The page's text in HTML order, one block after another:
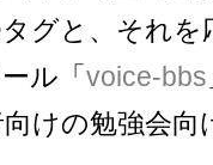
タグと、それを
ル「voice-bbs
けの勉強会